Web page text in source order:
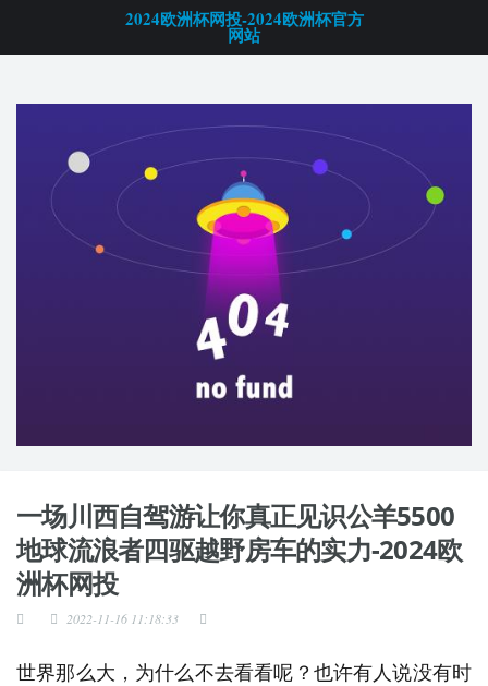
2024欧洲杯网投-2024欧洲杯官方
网站
一场川西自驾游让你真正见识公羊5500
地球流浪者四驱越野房车的实力-2024欧
洲杯网投
2022-11-16 11:18:33
世界那么大，为什么不去看看呢？也许有人说没有时